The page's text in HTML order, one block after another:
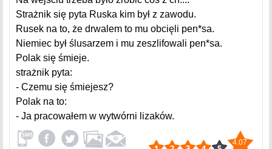
Strażnik się pyta Ruska kim był z zawodu.
Rusek na to, że drwalem to mu obcięli pen*sa.
Niemiec był ślusarzem i mu zeszlifowali pen*sa.
Polak się śmieje.
strażnik pyta:
- Czemu się śmiejesz?
Polak na to:
- Ja pracowałem w wytwórni lizaków.
4.07